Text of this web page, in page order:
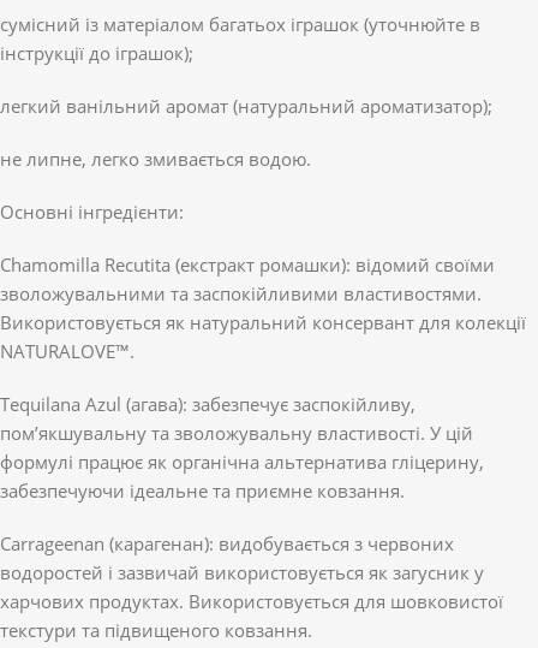
сумісний із матеріалом багатьох іграшок (уточнюйте в
інструкції до іграшок);
легкий ванільний аромат (натуральний ароматизатор);
не липне, легко змивається водою.
Основні інгредієнти:
Chamomilla Recutita (екстракт ромашки): відомий своїми
зволожувальними та заспокійливими властивостями.
Використовується як натуральний консервант для колекції
NATURALOVE™.
Tequilana Azul (агава): забезпечує заспокійливу,
пом’якшувальну та зволожувальну властивості. У цій
формулі працює як органічна альтернатива гліцерину,
забезпечуючи ідеальне та приємне ковзання.
Carrageenan (карагенан): видобувається з червоних
водоростей і зазвичай використовується як загусник у
харчових продуктах. Використовується для шовковистої
текстури та підвищеного ковзання.